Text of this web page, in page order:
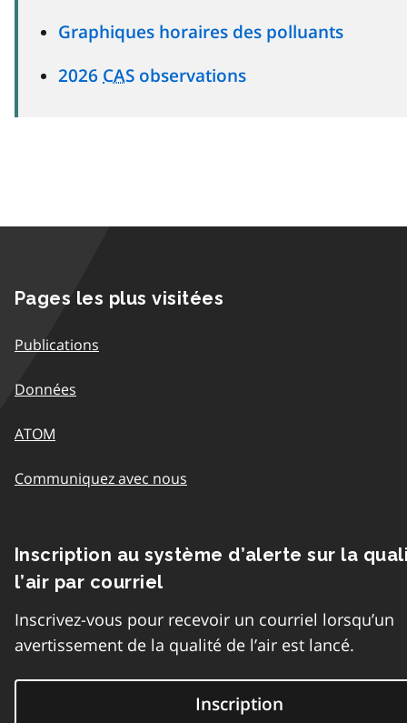
Graphiques horaires des polluants
2026 CAS observations
Pages les plus visitées
Publications
Données
ATOM
Communiquez avec nous
Inscription au système d’alerte sur la
l’air par courriel
Inscrivez-vous pour recevoir un courriel lorsqu’un
avertissement de la qualité de l’air est lancé.
Inscription